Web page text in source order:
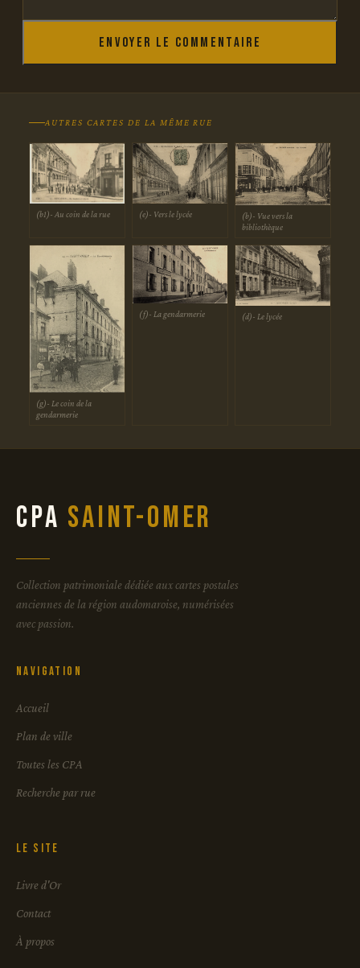
Envoyer le commentaire
AUTRES CARTES DE LA MÊME RUE
(b1)- Au coin de la rue (e)- Vers le lycée
(b)- Vue vers la
bibliothèque
(g)- Le coin de la
gendarmerie
(f)- La gendarmerie (d)- Le lycée
CPA Saint-Omer
Collection patrimoniale dédiée aux cartes postales
anciennes de la région audomaroise, numérisées
avec passion.
Navigation
Accueil
Plan de ville
Toutes les CPA
Recherche par rue
Le site
Livre d'Or
Contact
À propos